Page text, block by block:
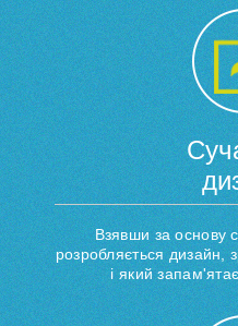
Взявши за основу
розробляється дизайн,
і який